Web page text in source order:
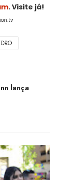
. Visite já!
lança